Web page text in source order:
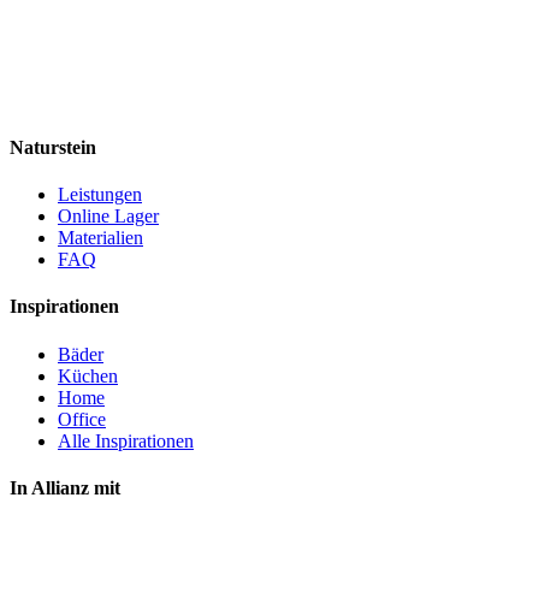
Naturstein
Leistungen
Online Lager
Materialien
FAQ
Inspirationen
Bäder
Küchen
Home
Office
Alle Inspirationen
In Allianz mit